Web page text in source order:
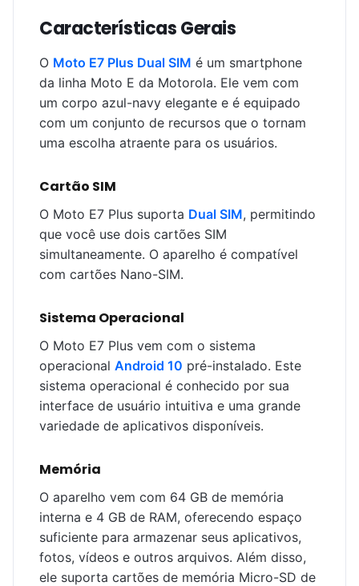
Características Gerais
O Moto E7 Plus Dual SIM é um smartphone
da linha Moto E da Motorola. Ele vem com
um corpo azul-navy elegante e é equipado
com um conjunto de recursos que o tornam
uma escolha atraente para os usuários.
Cartão SIM
O Moto E7 Plus suporta Dual SIM, permitindo
que você use dois cartões SIM
simultaneamente. O aparelho é compatível
com cartões Nano-SIM.
Sistema Operacional
O Moto E7 Plus vem com o sistema
operacional Android 10 pré-instalado. Este
sistema operacional é conhecido por sua
interface de usuário intuitiva e uma grande
variedade de aplicativos disponíveis.
Memória
O aparelho vem com 64 GB de memória
interna e 4 GB de RAM, oferecendo espaço
suficiente para armazenar seus aplicativos,
fotos, vídeos e outros arquivos. Além disso,
ele suporta cartões de memória Micro-SD de